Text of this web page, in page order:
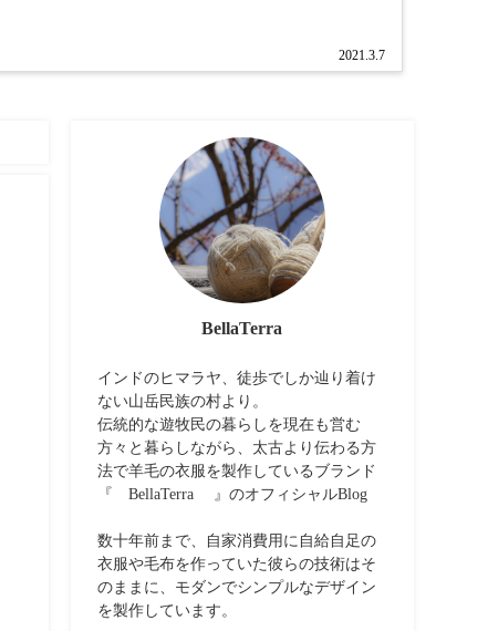
2021.3.7
BellaTerra
インドのヒマラヤ、徒歩でしか辿り着け
ない山岳民族の村より。
伝統的な遊牧民の暮らしを現在も営む
方々と暮らしながら、太古より伝わる方
法で羊毛の衣服を製作しているブランド
『 BellaTerra 』のオフィシャルBlog
数十年前まで、自家消費用に自給自足の
衣服や毛布を作っていた彼らの技術はそ
のままに、モダンでシンプルなデザイン
を製作しています。